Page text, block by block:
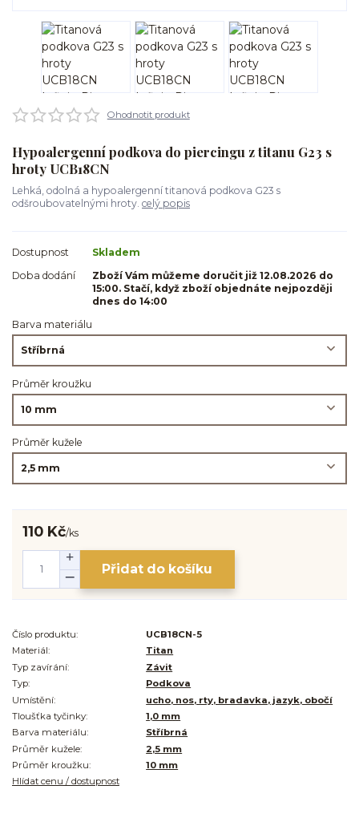
Ohodnotit produkt
Hypoalergenní podkova do piercingu z titanu G23 s
hroty UCB18CN
Lehká, odolná a hypoalergenní titanová podkova G23 s
odšroubovatelnými hroty. celý popis
Dostupnost
Skladem
Doba dodání
Zboží Vám můžeme doručit již 12.08.2026 do
15:00. Stačí, když zboží objednáte nejpozději
dnes do 14:00
Barva materiálu
Průměr kroužku
Průměr kužele
110 Kč/ks
Přidat do košíku
Číslo produktu:
UCB18CN-5
Materiál:
Titan
Typ zavírání:
Závit
Typ:
Podkova
Umístění:
ucho, nos, rty, bradavka, jazyk, obočí
Tloušťka tyčinky:
1,0 mm
Barva materiálu:
Stříbrná
Průměr kužele:
2,5 mm
Průměr kroužku:
10 mm
Hlídat cenu / dostupnost